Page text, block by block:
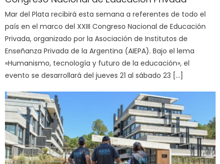
Mar del Plata recibirá esta semana a referentes de todo el
país en el marco del XXIII Congreso Nacional de Educación
Privada, organizado por la Asociación de Institutos de
Enseñanza Privada de la Argentina (AIEPA). Bajo el lema
«Humanismo, tecnología y futuro de la educación», el
evento se desarrollará del jueves 21 al sábado 23 […]